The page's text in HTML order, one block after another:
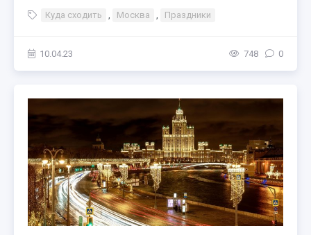
Куда сходить , Москва , Праздники
10.04.23 748 0